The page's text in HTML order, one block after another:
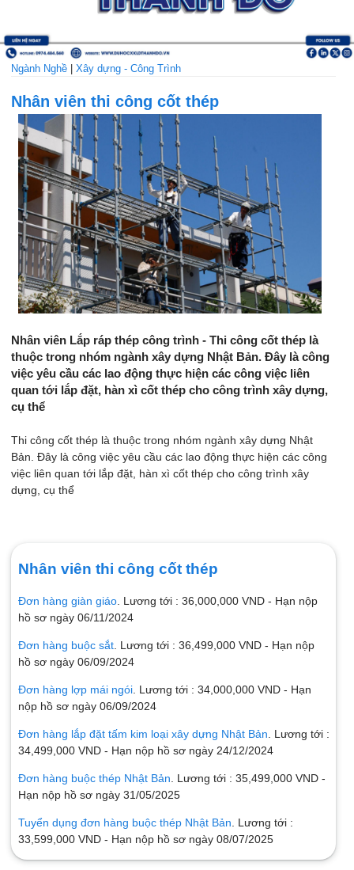
Ngành Nghề |Xây dựng - Công Trình
Nhân viên thi công cốt thép
Nhân viên Lắp ráp thép công trình - Thi công cốt thép là
thuộc trong nhóm ngành xây dựng Nhật Bản. Đây là công
việc yêu cầu các lao động thực hiện các công việc liên
quan tới lắp đặt, hàn xì cốt thép cho công trình xây dựng,
cụ thể
Thi công cốt thép là thuộc trong nhóm ngành xây dựng Nhật
Bản. Đây là công việc yêu cầu các lao động thực hiện các công
việc liên quan tới lắp đặt, hàn xì cốt thép cho công trình xây
dựng, cụ thể
Nhân viên thi công cốt thép
Đơn hàng giàn giáo. Lương tới : 36,000,000 VND - Hạn nộp
hồ sơ ngày 06/11/2024
Đơn hàng buộc sắt. Lương tới : 36,499,000 VND - Hạn nộp
hồ sơ ngày 06/09/2024
Đơn hàng lợp mái ngói. Lương tới : 34,000,000 VND - Hạn
nộp hồ sơ ngày 06/09/2024
Đơn hàng lắp đặt tấm kim loại xây dựng Nhật Bản . Lương tới :
34,499,000 VND - Hạn nộp hồ sơ ngày 24/12/2024
Đơn hàng buộc thép Nhật Bản . Lương tới : 35,499,000 VND -
Hạn nộp hồ sơ ngày 31/05/2025
Tuyển dụng đơn hàng buộc thép Nhật Bản . Lương tới :
33,599,000 VND - Hạn nộp hồ sơ ngày 08/07/2025